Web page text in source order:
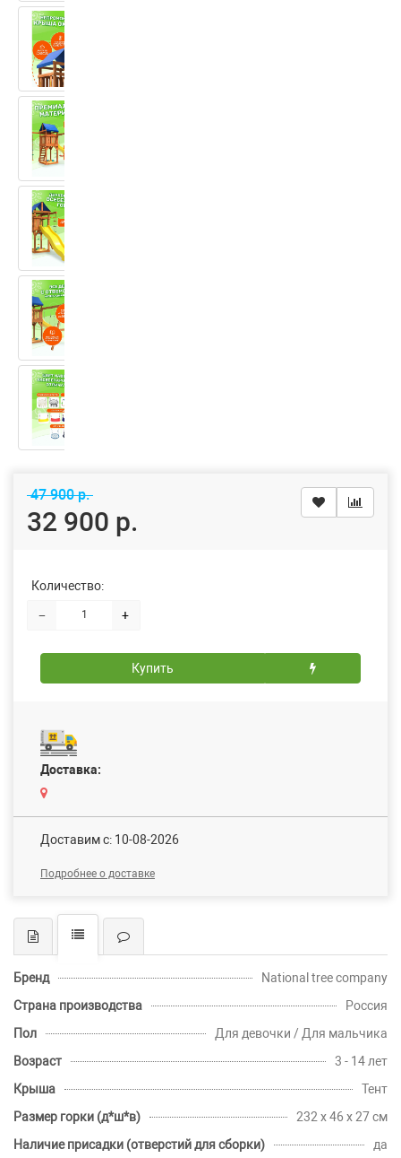
47 900 р.
32 900 р.
Количество:
− +
Купить
Доставка:
Доставим c: 10-08-2026
Подробнее о доставке
Бренд
National tree company
Страна производства
Россия
Пол
Для девочки / Для мальчика
Возраст
3 - 14 лет
Крыша
Тент
Размер горки (д*ш*в)
232 х 46 х 27 см
Наличие присадки (отверстий для сборки)
да